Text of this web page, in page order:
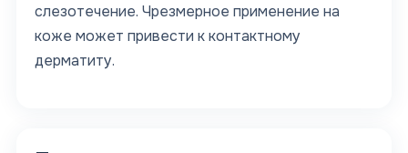
слезотечение. Чрезмерное применение на
коже может привести к контактному
дерматиту.